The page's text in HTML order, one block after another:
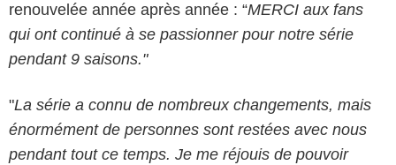
renouvelée année après année : “MERCI aux fans
qui ont continué à se passionner pour notre série
pendant 9 saisons."
"La série a connu de nombreux changements, mais
énormément de personnes sont restées avec nous
pendant tout ce temps. Je me réjouis de pouvoir